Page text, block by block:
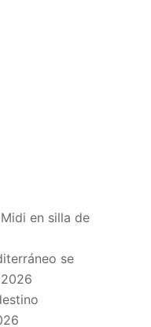
en silla de
se